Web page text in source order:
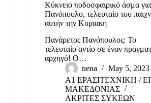
Κύκνειο ποδοσφαιρικό άσμα για
Πανόπουλο, τελευταίο του
αυτήν την Κυριακή
Πανάρετος Πανόπουλος: Το
τελευταίο αντίο σε έναν
αρχηγό! Ο…
nena
May 5, 2023
Α1 ΕΡΑΣΙΤΕΧΝΙΚΗ /
ΜΑΚΕΔΟΝΙΑΣ
ΑΚΡΙΤΕΣ ΣΥΚΕΩΝ